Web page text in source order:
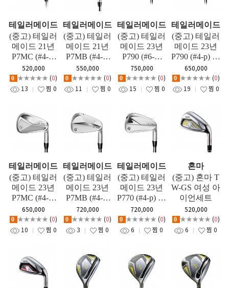
테일러메이드
(중고) 테일러
메이드 21년
P7MC (#4-p)
아이언세트
520,000
0 ★★★★★ (0)
13
찜 0
테일러메이드
(중고) 테일러
메이드 21년
P7MB (#4-p)
아이언세트
550,000
0 ★★★★★ (0)
11
찜 0
테일러메이드
(중고) 테일러
메이드 23년
P790 (#6-S)
여성 아이언
세트
750,000
0 ★★★★★ (0)
15
찜 0
테일러메이드
(중고) 테일러
메이드 23년
P790 (#4-p) 아
이언세트
650,000
0 ★★★★★ (0)
19
찜 0
테일러메이드
(중고) 테일러
메이드 23년
P7MC (#4-p)
아이언세트
650,000
0 ★★★★★ (0)
10
찜 0
테일러메이드
(중고) 테일러
메이드 23년
P7MB (#4-p)
아이언세트
720,000
0 ★★★★★ (0)
3
찜 0
테일러메이드
(중고) 테일러
메이드 23년
P770 (#4-p) 아
이언세트
720,000
0 ★★★★★ (0)
6
찜 0
혼마
(중고) 혼마 T
W-GS 여성 아
이언세트
520,000
0 ★★★★★ (0)
6
찜 0